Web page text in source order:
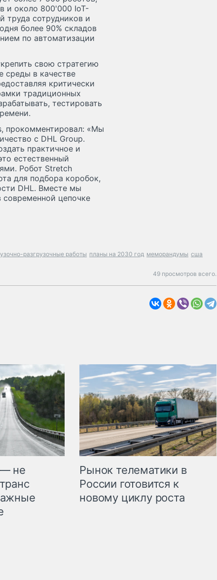
и около 800'000 IoT-
труда сотрудников и
более 90% складов
по автоматизации
свою стратегию
среды в качестве
критически
традиционных
тестировать
прокомментировал: «Мы
с DHL Group.
практичное и
естественный
Робот Stretch
для подбора коробок,
DHL. Вместе мы
современной цепочке
разгрузочные работы планы на 2030 год меморандумы сша
49 просмотров всего.
не
Рынок телематики в
России готовится к
новому циклу роста